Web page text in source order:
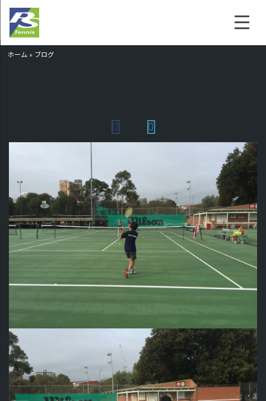
ホーム » ブログ